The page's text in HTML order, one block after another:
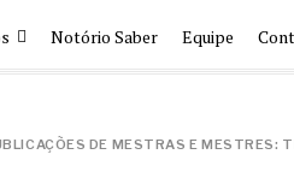
Notório Saber Equipe
DE MESTRAS E MESTRES: